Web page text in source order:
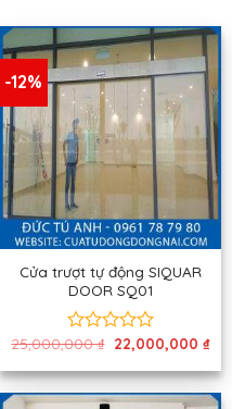
-12%
Cửa trượt tự động SIQUAR
DOOR SQ01
Được
hạng
0
25,000,000₫ Giá
gốc
là:
25,000,000 ₫.
22,000,000 ₫Giá
tại
là: